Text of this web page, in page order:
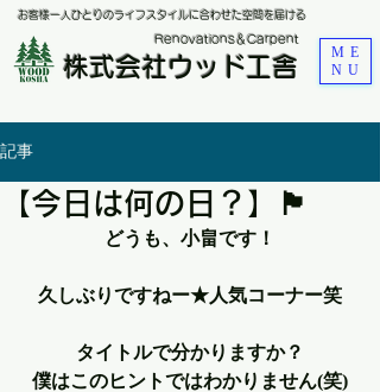
お客様一人ひとりのライフスタイルに合わせた空間を届ける
株式会社ウッド工舎
​Renovations＆Carpent
ME
NU
記事
【今日は何の日？】🏴
どうも、小畠です！
久しぶりですねー★人気コーナー笑
タイトルで分かりますか？
僕はこのヒントではわかりません(笑)